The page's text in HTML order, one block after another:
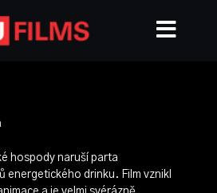
hospody naruší parta
energetického drinku. Film vznikl